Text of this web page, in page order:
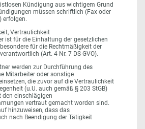
Kündigung aus wichtigem Grund
müssen schriftlich (Fax oder
erfolgen.
Vertraulichkeit
ist für die Einhaltung der gesetzlichen
für die Rechtmäßigkeit der
(Art. 4 Nr. 7 DS-GVO).
werden zur Durchführung des
Mitarbeiter oder sonstige
die zuvor auf die Vertraulichkeit
(u.U. auch gemäß § 203 StGB)
einschlägigen
vertraut gemacht worden sind.
hinzuweisen, dass das
nach Beendigung der Tätigkeit